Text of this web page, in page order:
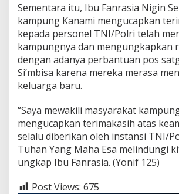
i
Sementara itu, Ibu Fanrasia Nigin
kampung Kanami mengucapkan
kepada personel TNI/Polri telah
kampungnya dan mengungkapkan
dengan adanya perbantuan pos
Si’mbisa karena mereka merasa
keluarga baru.
“Saya mewakili masyarakat
mengucapkan terimakasih atas
selalu diberikan oleh instansi TNI/
Tuhan Yang Maha Esa melindungi
ungkap Ibu Fanrasia. (Yonif 125)
Post Views: 675